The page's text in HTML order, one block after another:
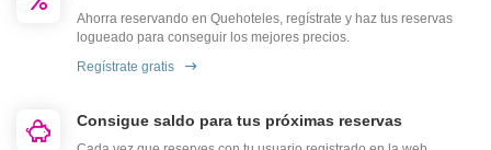
Ahorra reservando en Quehoteles, regístrate y haz tus reservas
logueado para conseguir los mejores precios.
Regístrate gratis
Consigue saldo para tus próximas reservas